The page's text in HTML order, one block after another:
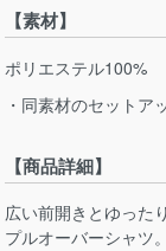
【素材】
ポリエステル100%
・同素材のセット
【商品詳細】
広い前開きとゆった
プルオーバーシャツ。